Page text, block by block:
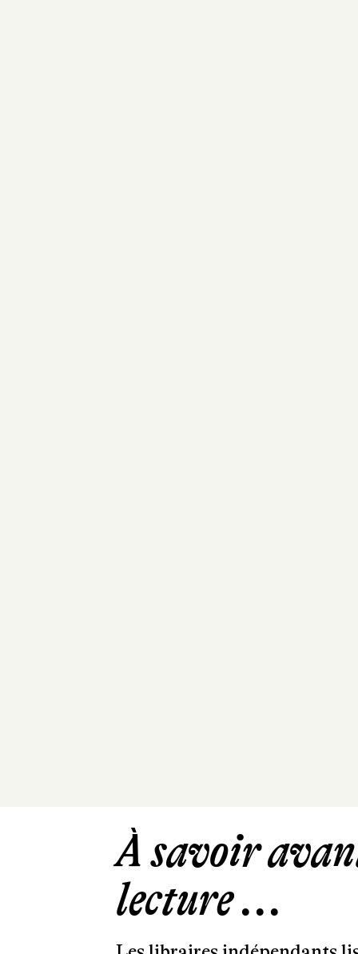
À savoir
lecture ...